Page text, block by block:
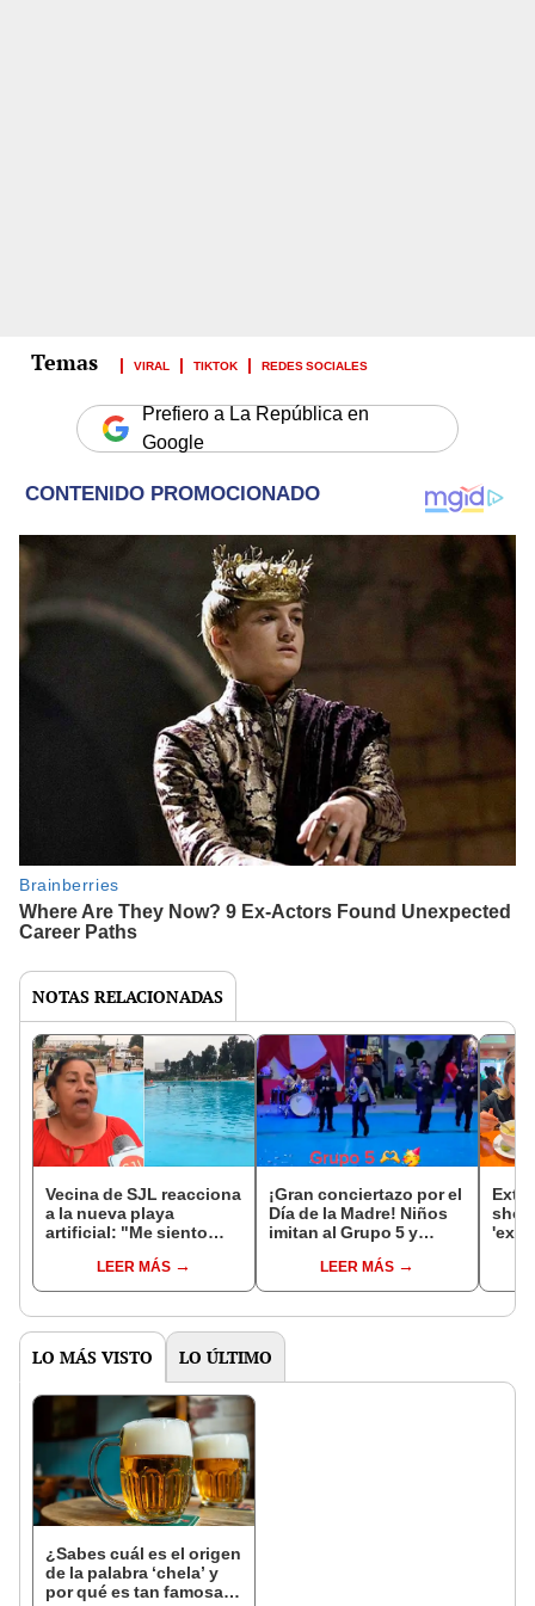
VIRAL TIKTOK REDES SOCIALES
Prefiero a La República en
Google
NOTAS RELACIONADAS
Vecina de SJL reacciona
a la nueva playa
artificial: "Me siento
LEER MÁS
¡Gran conciertazo por el
Día de la Madre! Niños
imitan al Grupo 5 y
actuaciónLEER MÁS
LO MÁS VISTO LO ÚLTIMO
¿Sabes cuál es el origen
de la palabra ‘chela’ y
por qué es tan famosa